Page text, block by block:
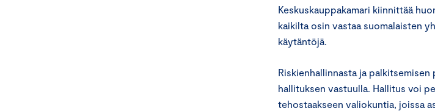
Keskuskauppakamari kiinnittää
kaikilta osin vastaa suomalaisten
käytäntöjä.
Riskienhallinnasta ja
hallituksen vastuulla. Hallitus voi
tehostaakseen valiokuntia, joissa